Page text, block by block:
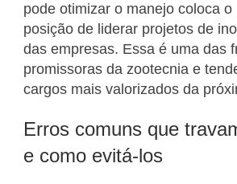
pode otimizar o manejo coloca o
posição de liderar projetos de
das empresas. Essa é uma das
promissoras da zootecnia e
cargos mais valorizados da
Erros comuns que
e como evitá-los